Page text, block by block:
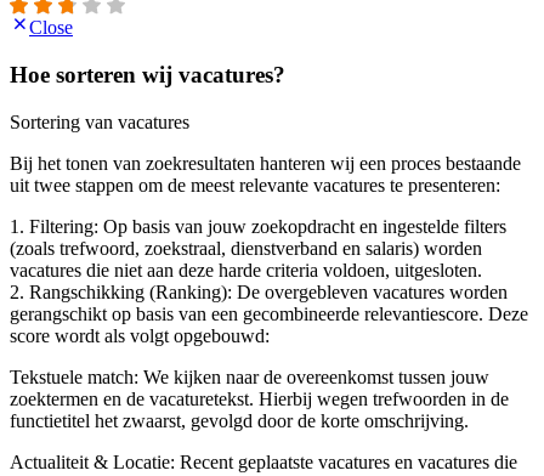
Close
Hoe sorteren wij vacatures?
Sortering van vacatures
Bij het tonen van zoekresultaten hanteren wij een proces bestaande
uit twee stappen om de meest relevante vacatures te presenteren:
1. Filtering: Op basis van jouw zoekopdracht en ingestelde filters
(zoals trefwoord, zoekstraal, dienstverband en salaris) worden
vacatures die niet aan deze harde criteria voldoen, uitgesloten.
2. Rangschikking (Ranking): De overgebleven vacatures worden
gerangschikt op basis van een gecombineerde relevantiescore. Deze
score wordt als volgt opgebouwd:
Tekstuele match: We kijken naar de overeenkomst tussen jouw
zoektermen en de vacaturetekst. Hierbij wegen trefwoorden in de
functietitel het zwaarst, gevolgd door de korte omschrijving.
Actualiteit & Locatie: Recent geplaatste vacatures en vacatures die